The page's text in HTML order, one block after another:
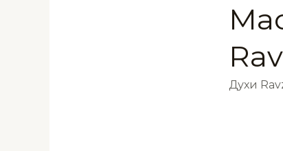
Духи